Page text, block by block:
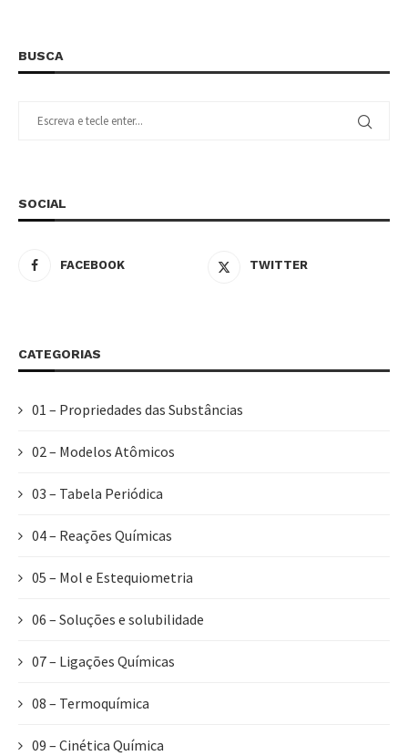
BUSCA
SOCIAL
FACEBOOK TWITTER
CATEGORIAS
01 – Propriedades das Substâncias
02 – Modelos Atômicos
03 – Tabela Periódica
04 – Reações Químicas
05 – Mol e Estequiometria
06 – Soluções e solubilidade
07 – Ligações Químicas
08 – Termoquímica
09 – Cinética Química